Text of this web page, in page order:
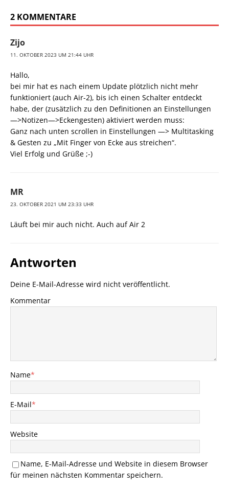
2 KOMMENTARE
Zijo
11. OKTOBER 2023 UM 21:44 UHR
Hallo,
bei mir hat es nach einem Update plötzlich nicht mehr
funktioniert (auch Air-2), bis ich einen Schalter entdeckt
habe, der (zusätzlich zu den Definitionen an Einstellungen
—>Notizen—>Eckengesten) aktiviert werden muss:
Ganz nach unten scrollen in Einstellungen —> Multitasking
& Gesten zu „Mit Finger von Ecke aus streichen“.
Viel Erfolg und Grüße ;-)
MR
23. OKTOBER 2021 UM 23:33 UHR
Läuft bei mir auch nicht. Auch auf Air 2
Antworten
Deine E-Mail-Adresse wird nicht veröffentlicht.
Kommentar
Name*
E-Mail*
Website
Name, E-Mail-Adresse und Website in diesem Browser
für meinen nächsten Kommentar speichern.